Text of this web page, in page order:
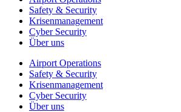
Safety & Security
Krisenmanagement
Cyber Security
Über uns
Airport Operations
Safety & Security
Krisenmanagement
Cyber Security
Über uns